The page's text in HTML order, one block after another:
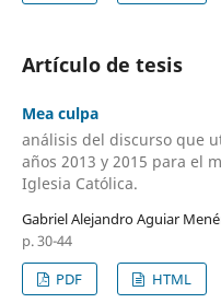
Artículo de tesis
Mea culpa
análisis del discurso que
años 2013 y 2015 para el
Iglesia Católica.
Gabriel Alejandro Aguiar
p. 30-44
PDF
HTML